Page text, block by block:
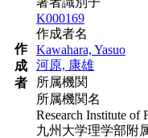
作
成
者
K000169
作成者名
Kawahara, Yasuo
河原, 康雄
所属機関
所属機関名
Research Institute of
九州大学理学部附